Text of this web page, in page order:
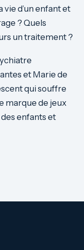
d’un enfant et
? Quels
un traitement ?
et Marie de
qui souffre
marque de jeux
enfants et